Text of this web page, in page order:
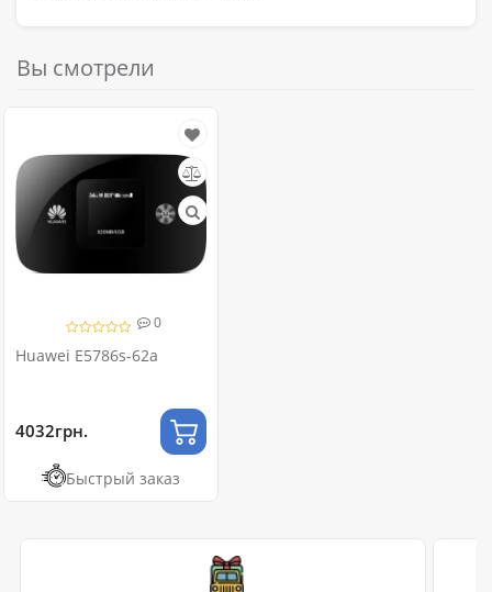
Вы смотрели
0
Huawei E5786s-62a
4032грн.
Быстрый заказ